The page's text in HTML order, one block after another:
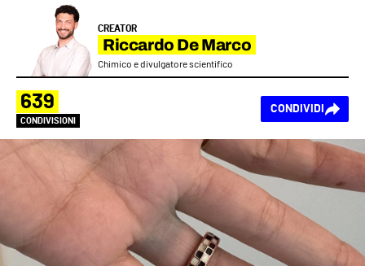
CREATOR
Riccardo De Marco
Chimico e divulgatore scientifico
639
CONDIVISIONI
CONDIVIDI